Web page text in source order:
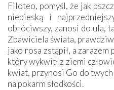
Filoteo, pomyśl, że jak
niebieską i
obróciwszy, zanosi do ula,
Zbawiciela świata,
jako rosa zstąpił, a
który wykwitł z ziemi
kwiat, przynosi Go do
na pokarm słodkości.